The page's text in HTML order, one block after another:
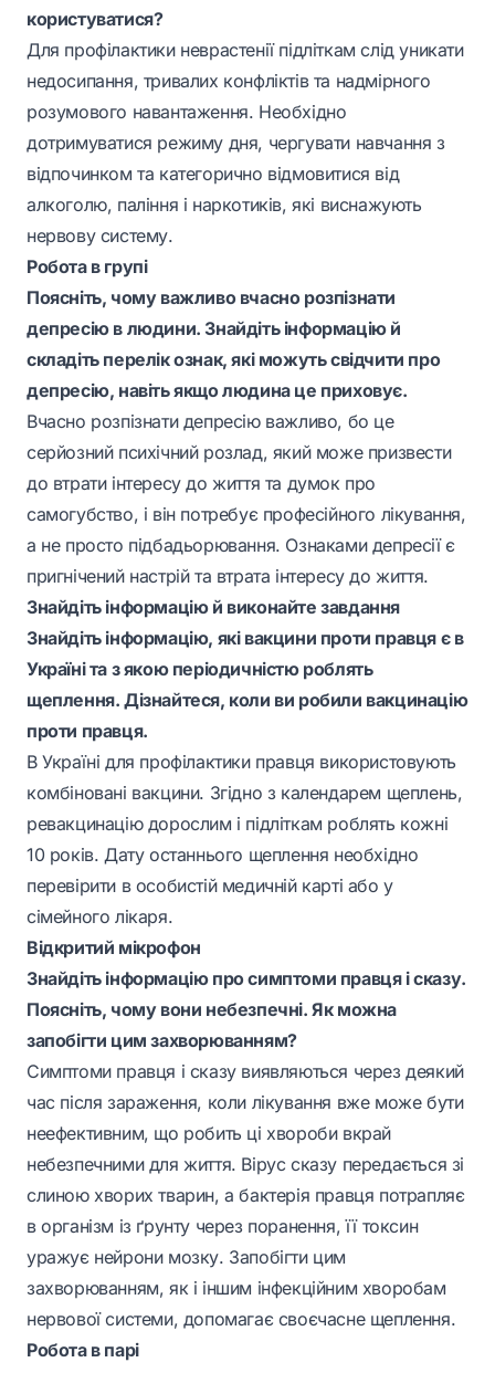
користуватися?
Для профілактики неврастенії підліткам слід уникати
недосипання, тривалих конфліктів та надмірного
розумового навантаження. Необхідно
дотримуватися режиму дня, чергувати навчання з
відпочинком та категорично відмовитися від
алкоголю, паління і наркотиків, які виснажують
нервову систему.
Робота в групі
Поясніть, чому важливо вчасно розпізнати
депресію в людини. Знайдіть інформацію й
складіть перелік ознак, які можуть свідчити про
депресію, навіть якщо людина це приховує.
Вчасно розпізнати депресію важливо, бо це
серйозний психічний розлад, який може призвести
до втрати інтересу до життя та думок про
самогубство, і він потребує професійного лікування,
а не просто підбадьорювання. Ознаками депресії є
пригнічений настрій та втрата інтересу до життя.
Знайдіть інформацію й виконайте завдання
Знайдіть інформацію, які вакцини проти правця є в
Україні та з якою періодичністю роблять
щеплення. Дізнайтеся, коли ви робили вакцинацію
проти правця.
В Україні для профілактики правця використовують
комбіновані вакцини. Згідно з календарем щеплень,
ревакцинацію дорослим і підліткам роблять кожні
10 років. Дату останнього щеплення необхідно
перевірити в особистій медичній карті або у
сімейного лікаря.
Відкритий мікрофон
Знайдіть інформацію про симптоми правця і сказу.
Поясніть, чому вони небезпечні. Як можна
запобігти цим захворюванням?
Симптоми правця і сказу виявляються через деякий
час після зараження, коли лікування вже може бути
неефективним, що робить ці хвороби вкрай
небезпечними для життя. Вірус сказу передається зі
слиною хворих тварин, а бактерія правця потрапляє
в організм із ґрунту через поранення, її токсин
уражує нейрони мозку. Запобігти цим
захворюванням, як і іншим інфекційним хворобам
нервової системи, допомагає своєчасне щеплення.
Робота в парі